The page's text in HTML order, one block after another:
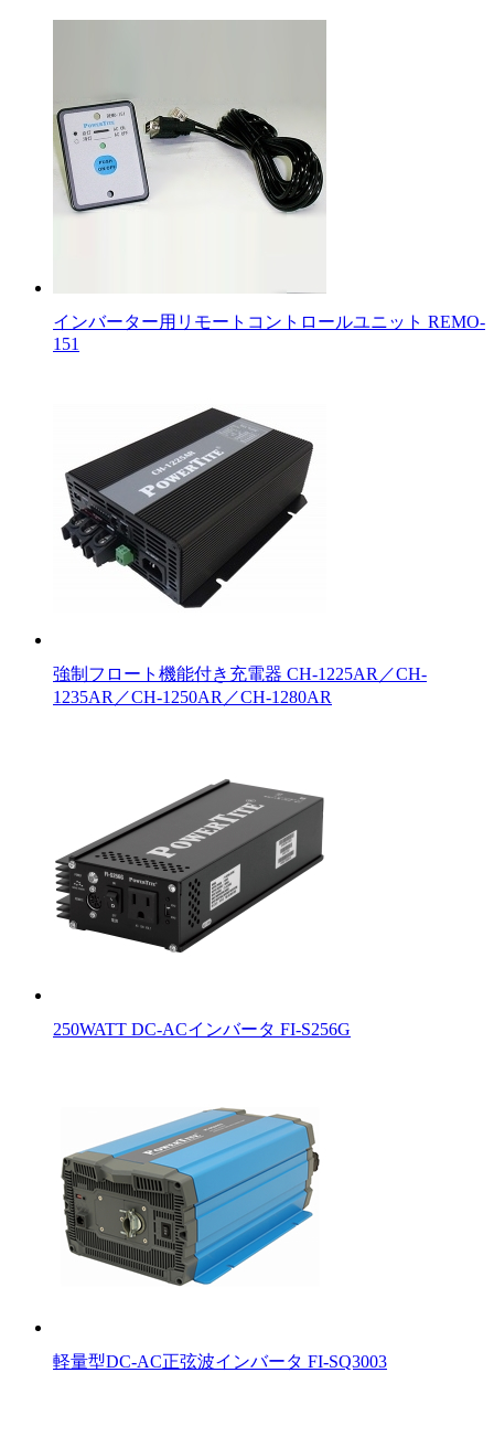
インバーター用リモートコントロールユニット REMO-
151
強制フロート機能付き充電器 CH-1225AR／CH-
1235AR／CH-1250AR／CH-1280AR
250WATT DC-ACインバータ FI-S256G
軽量型DC-AC正弦波インバータ FI-SQ3003